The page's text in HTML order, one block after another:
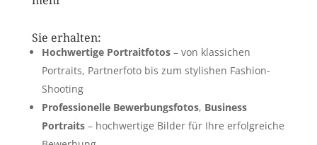
Sie erhalten:
Hochwertige Portraitfotos– von klassichen
Portraits, Partnerfoto bis zum stylishen Fashion-
Shooting
Professionelle Bewerbungsfotos, Business
Portraits– hochwertige Bilder für Ihre erfolgreiche